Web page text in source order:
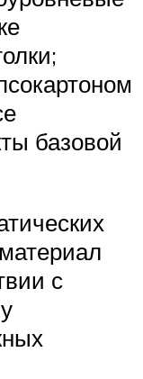
базовой
с